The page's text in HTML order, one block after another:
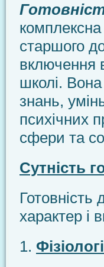
старшого
включення
школі.
знань,
психічних
сфери та
Сутність
характер і
1.